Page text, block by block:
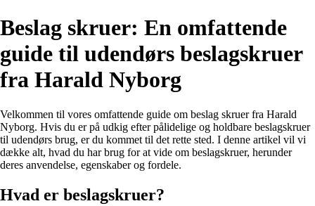
Beslag skruer: En omfattende
guide til udendørs beslagskruer
fra Harald Nyborg
Velkommen til vores omfattende guide om beslag skruer fra Harald
Nyborg. Hvis du er på udkig efter pålidelige og holdbare beslagskruer
til udendørs brug, er du kommet til det rette sted. I denne artikel vil vi
dække alt, hvad du har brug for at vide om beslagskruer, herunder
deres anvendelse, egenskaber og fordele.
Hvad er beslagskruer?